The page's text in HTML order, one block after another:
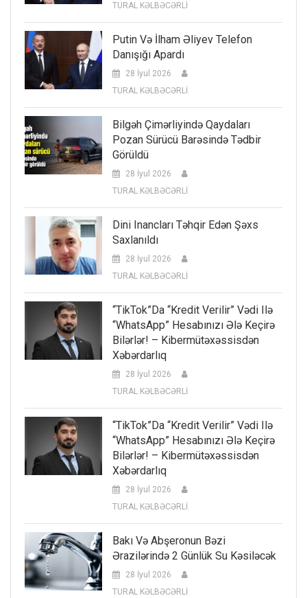
TURAL KƏLBƏCƏRLİ
Putin Və İlham Əliyev Telefon
Danışığı Apardı
28 İyul 2026
TURAL KƏLBƏCƏRLİ
Bilgəh Çimərliyində Qaydaları
Pozan Sürücü Barəsində Tədbir
Görüldü
28 İyul 2026
TURAL KƏLBƏCƏRLİ
Dini Inancları Təhqir Edən Şəxs
Saxlanıldı
28 İyul 2026
TURAL KƏLBƏCƏRLİ
“TikTok”da “kredit Verilir” Vədi Ilə
“WhatsApp” Hesabınızı Ələ Keçirə
Bilərlər! – Kibermütəxəssisdən
Xəbərdarlıq
28 İyul 2026
TURAL KƏLBƏCƏRLİ
“TikTok”da “kredit Verilir” Vədi Ilə
“WhatsApp” Hesabınızı Ələ Keçirə
Bilərlər! – Kibermütəxəssisdən
Xəbərdarlıq
28 İyul 2026
TURAL KƏLBƏCƏRLİ
Bakı Və Abşeronun Bəzi
Ərazilərində 2 Günlük Su Kəsiləcək
28 İyul 2026
TURAL KƏLBƏCƏRLİ